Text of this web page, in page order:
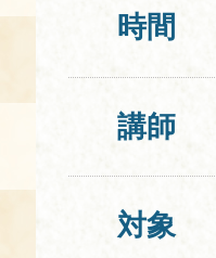
時間
講師
対象